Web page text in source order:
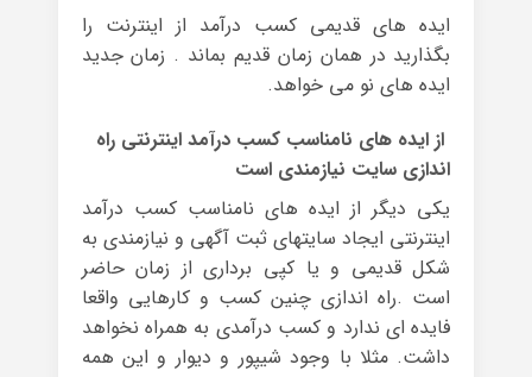
ایده های قدیمی کسب درآمد از اینترنت را
بگذارید در همان زمان قدیم بماند . زمان جدید
ایده های نو می خواهد.
از ایده های نامناسب کسب درآمد اینترنتی راه
اندازی سایت نیازمندی است
یکی دیگر از ایده های نامناسب کسب درآمد
اینترنتی ایجاد سایتهای ثبت آگهی و نیازمندی به
شکل قدیمی و یا کپی برداری از زمان حاضر
است .راه اندازی چنین کسب و کارهایی واقعا
فایده ای ندارد و کسب درآمدی به همراه نخواهد
داشت. مثلا با وجود شیپور و دیوار و این همه